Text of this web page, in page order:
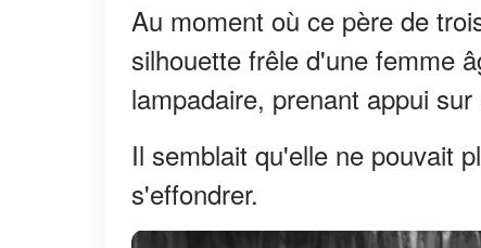
Au moment où ce père de
silhouette frêle d'une femme
lampadaire, prenant appui
Il semblait qu'elle ne pouvait
s'effondrer.